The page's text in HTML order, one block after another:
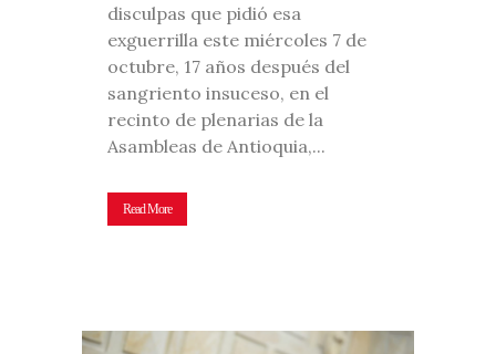
disculpas que pidió esa
exguerrilla este miércoles 7 de
octubre, 17 años después del
sangriento insuceso, en el
recinto de plenarias de la
Asambleas de Antioquia,...
Read More